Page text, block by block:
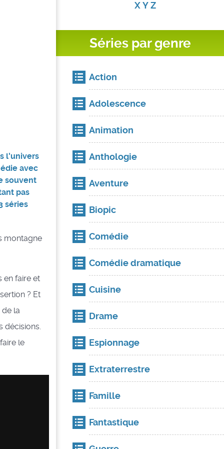
l'univers
avec
souvent
pas
séries
montagne
en faire et
? Et
la
décisions.
le
X Y Z
Séries par genre
Action
Adolescence
Animation
Anthologie
Aventure
Biopic
Comédie
Comédie dramatique
Cuisine
Drame
Espionnage
Extraterrestre
Famille
Fantastique